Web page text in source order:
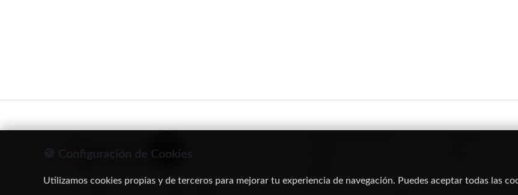
🍪 Configuración de Cookies
Utilizamos cookies propias y de terceros para mejorar tu experiencia de navegación. Puedes aceptar todas las